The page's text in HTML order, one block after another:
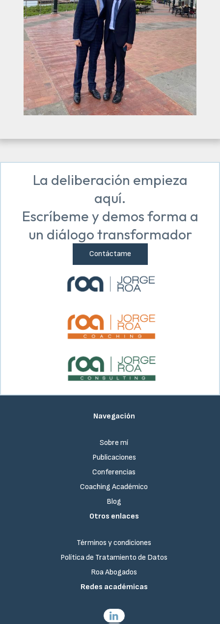
La deliberación empieza
aquí.
Escríbeme y demos forma a
un diálogo transformador
Contáctame
Navegación
Sobre mí
Publicaciones
Conferencias
Coaching Académico
Blog
Otros enlaces
Términos y condiciones
Política de Tratamiento de Datos
Roa Abogados
Redes académicas